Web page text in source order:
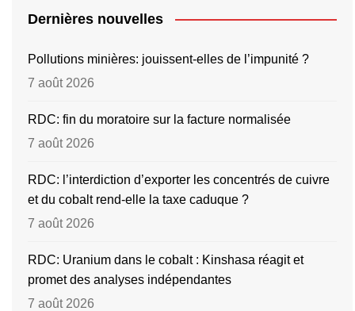
Dernières nouvelles
Pollutions minières: jouissent-elles de l’impunité ?
7 août 2026
RDC: fin du moratoire sur la facture normalisée
7 août 2026
RDC: l’interdiction d’exporter les concentrés de cuivre
et du cobalt rend-elle la taxe caduque ?
7 août 2026
RDC: Uranium dans le cobalt : Kinshasa réagit et
promet des analyses indépendantes
7 août 2026